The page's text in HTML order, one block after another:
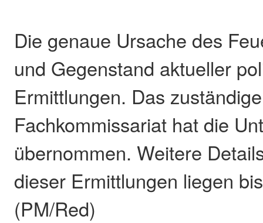
Die genaue Ursache des
und Gegenstand aktueller
Ermittlungen. Das zuständige
Fachkommissariat hat die
übernommen. Weitere
dieser Ermittlungen liegen
(PM/Red)